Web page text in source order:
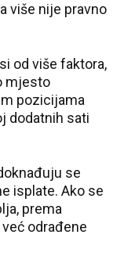
više nije pravno
od više faktora,
mjesto
pozicijama
dodatnih sati
se
isplate. Ako se
prema
odrađene